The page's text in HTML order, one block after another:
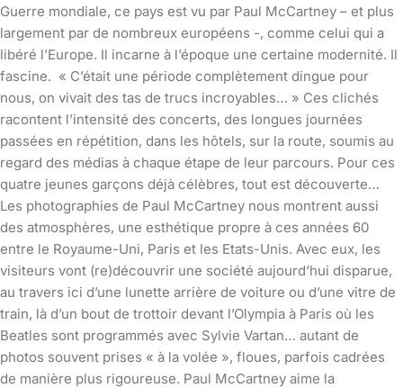
Guerre mondiale, ce pays est vu par Paul McCartney – et plus
largement par de nombreux européens -, comme celui qui a
libéré l’Europe. Il incarne à l’époque une certaine modernité. Il
fascine. « C’était une période complètement dingue pour
nous, on vivait des tas de trucs incroyables… » Ces clichés
racontent l’intensité des concerts, des longues journées
passées en répétition, dans les hôtels, sur la route, soumis au
regard des médias à chaque étape de leur parcours. Pour ces
quatre jeunes garçons déjà célèbres, tout est découverte…
Les photographies de Paul McCartney nous montrent aussi
des atmosphères, une esthétique propre à ces années 60
entre le Royaume-Uni, Paris et les Etats-Unis. Avec eux, les
visiteurs vont (re)découvrir une société aujourd’hui disparue,
au travers ici d’une lunette arrière de voiture ou d’une vitre de
train, là d’un bout de trottoir devant l’Olympia à Paris où les
Beatles sont programmés avec Sylvie Vartan… autant de
photos souvent prises « à la volée », floues, parfois cadrées
de manière plus rigoureuse. Paul McCartney aime la